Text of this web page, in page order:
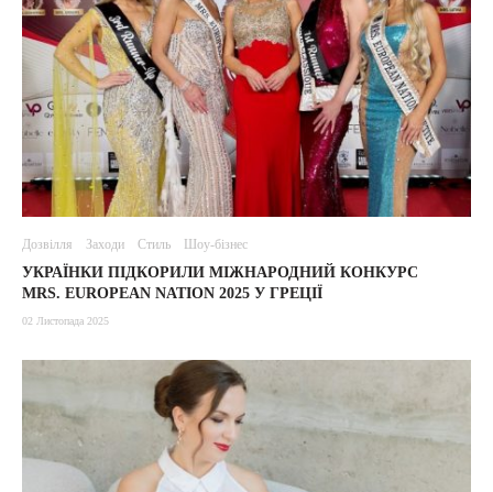
Дозвілля Заходи Стиль Шоу-бізнес
УКРАЇНКИ ПІДКОРИЛИ МІЖНАРОДНИЙ КОНКУРС
MRS. EUROPEAN NATION 2025 У ГРЕЦІЇ
02 Листопада 2025